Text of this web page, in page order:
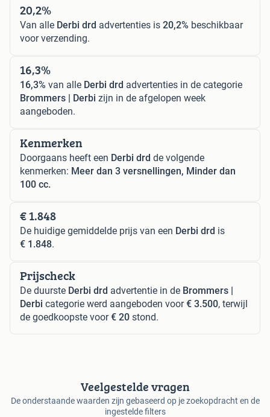
20,2%
Van alle Derbi drd advertenties is 20,2% beschikbaar
voor verzending.
16,3%
16,3% van alle Derbi drd advertenties in de categorie
Brommers | Derbi zijn in de afgelopen week
aangeboden.
Kenmerken
Doorgaans heeft een Derbi drd de volgende
kenmerken: Meer dan 3 versnellingen, Minder dan
100 cc.
€ 1.848
De huidige gemiddelde prijs van een Derbi drd is
€ 1.848.
Prijscheck
De duurste Derbi drd advertentie in de Brommers |
Derbi categorie werd aangeboden voor€ 3.500, terwijl
de goedkoopste voor€ 20 stond.
Veelgestelde vragen
De onderstaande waarden zijn gebaseerd op je zoekopdracht en de
ingestelde filters